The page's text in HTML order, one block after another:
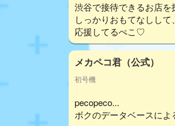
渋谷で接待できるお店を
しっかりおもてなしし
応援してるぺこ♡
メカペコ君（公式）
初号機
pecopeco...
ボクのデータベースによ